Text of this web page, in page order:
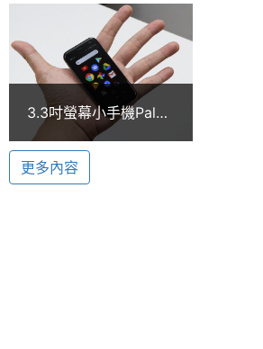
精彩時刻；配置 800 萬畫素前鏡頭
有效保障個人隱私不外洩。Palm
800mAh 電量，採用 USB Type-C
須需分 USB 正反面，提高使用上
載 Google Assistant，透過語音指
搜尋路線、回覆 e-mail 等應用。
核心數
8
圖形處
理器
Adreno 505
RAM記
憶體
3.3吋螢幕小手機Palm
Phone 最快9月底台灣
上市
更多內容